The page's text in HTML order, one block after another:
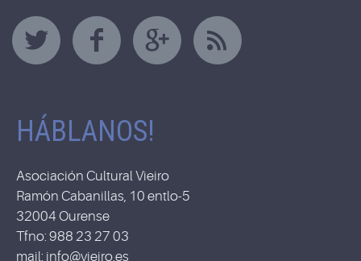
HÁBLANOS!
Asociación Cultural Vieiro
Ramón Cabanillas, 10 entlo-5
32004 Ourense
Tfno: 988 23 27 03
mail: info@vieiro.es